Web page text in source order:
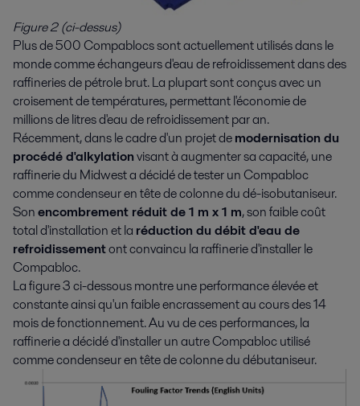
Figure 2 (ci-dessus)
Plus de 500 Compablocs sont actuellement utilisés dans le
monde comme échangeurs d'eau de refroidissement dans des
raffineries de pétrole brut. La plupart sont conçus avec un
croisement de températures, permettant l'économie de
millions de litres d'eau de refroidissement par an.
Récemment, dans le cadre d'un projet demodernisation du
procédé d'alkylationvisant à augmenter sa capacité, une
raffinerie du Midwest a décidé de tester un Compabloc
comme condenseur en tête de colonne du dé-isobutaniseur.
Sonencombrement réduit de 1 m x 1 m, son faible coût
total d'installation et la réduction du débit d'eau de
refroidissementont convaincu la raffinerie d'installer le
Compabloc.
La figure 3 ci-dessous montre une performance élevée et
constante ainsi qu'un faible encrassement au cours des 14
mois de fonctionnement. Au vu de ces performances, la
raffinerie a décidé d'installer un autre Compabloc utilisé
comme condenseur en tête de colonne du débutaniseur.